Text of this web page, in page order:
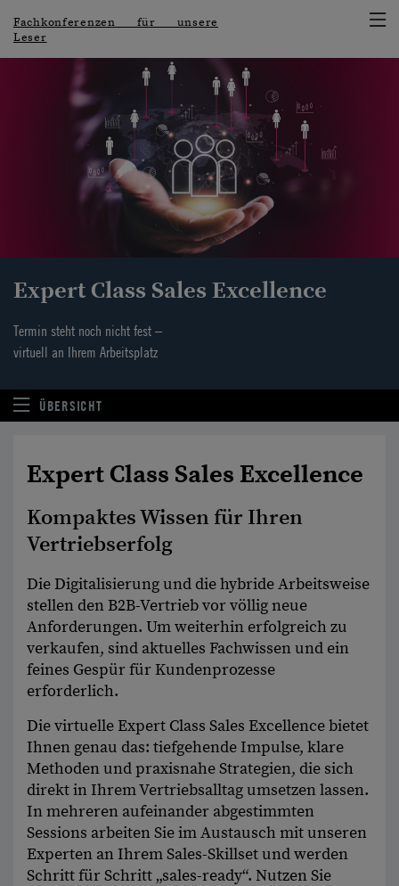
Fachkonferenzen für unsere
Leser
Expert Class Sales Excellence
Termin steht noch nicht fest –
virtuell an Ihrem Arbeitsplatz
ÜBERSICHT
Expert Class Sales Excellence
Kompaktes Wissen für Ihren
Vertriebserfolg
Die Digitalisierung und die hybride Arbeits­weise
stellen den B2B-Vertrieb vor völlig neue
Anforderungen. Um weiterhin erfolg­reich zu
verkaufen, sind aktuelles Fachwissen und ein
feines Gespür für Kunden­prozesse
erforderlich.
Die virtuelle Expert Class Sales Excellence bietet
Ihnen genau das: tiefgehende Impulse, klare
Methoden und praxis­nahe Strategien, die sich
direkt in Ihrem Vertriebs­alltag umsetzen lassen.
In mehreren aufeinander abgestimmten
Sessions arbeiten Sie im Austausch mit unseren
Experten an Ihrem Sales-Skillset und werden
Schritt für Schritt „sales-ready“. Nutzen Sie